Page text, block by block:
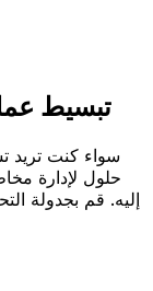
تبسيط
سواء كنت تريد
حلول لإدارة